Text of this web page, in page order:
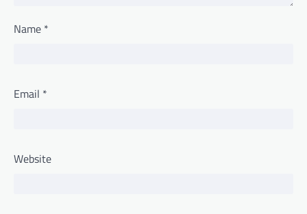
Name *
Email *
Website